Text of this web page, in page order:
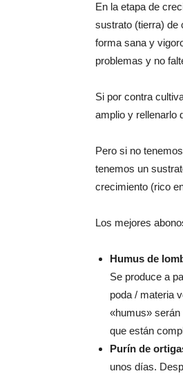
En la etapa de
sustrato (tierra) de
forma sana y
problemas y no
Si por contra
amplio y rellenarlo
Pero si no
tenemos un
crecimiento (rico
Los mejores
Humus de
Se produce a
poda / materia
«humus»
que están
Purín de
unos días.